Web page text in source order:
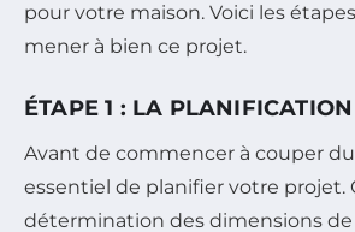
pour votre maison. Voici les
mener à bien ce projet.
ÉTAPE 1 : LA
Avant de commencer à couper du
essentiel de planifier votre projet.
détermination des dimensions